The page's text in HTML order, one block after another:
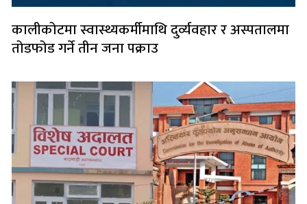
कालीकोटमा स्वास्थ्यकर्मीमाथि दुर्व्यवहार र अस्पतालमा
तोडफोड गर्ने तीन जना पक्राउ